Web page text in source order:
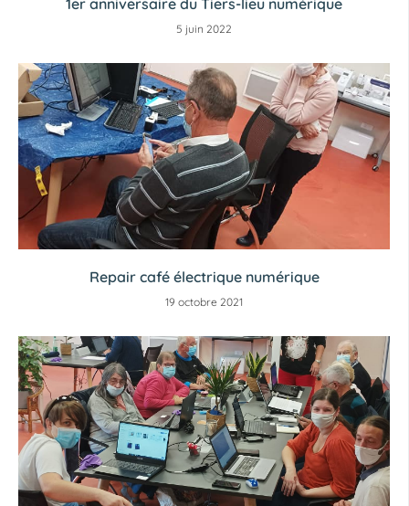
1er anniversaire du Tiers-lieu numérique
5 juin 2022
Repair café électrique numérique
19 octobre 2021